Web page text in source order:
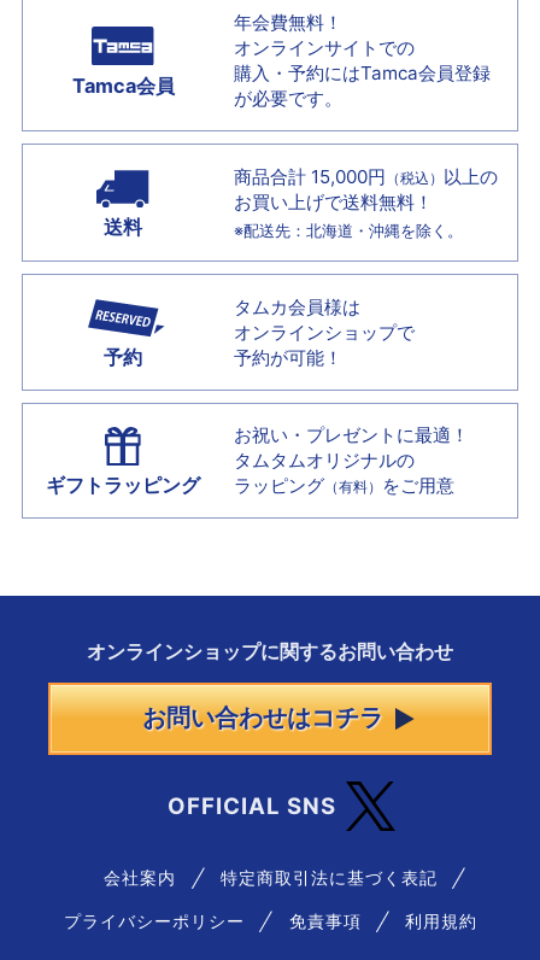
Tamca会員
年会費無料！
オンラインサイトでの
購入・予約にはTamca会員登録
が必要です。
送料
商品合計 15,000円 （税込） 以上の
お買い上げで送料無料！
※配送先：北海道・沖縄を除く。
予約
タムカ会員様は
オンラインショップで
予約が可能！
ギフトラッピング
お祝い・プレゼントに最適！
タムタムオリジナルの
ラッピング （有料） をご用意
オンラインショップに関するお問い合わせ
お問い合わせはコチラ
OFFICIAL SNS
会社案内 特定商取引法に基づく表記
プライバシーポリシー 免責事項 利用規約